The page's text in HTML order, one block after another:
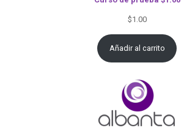
$1.00
Añadir al carrito